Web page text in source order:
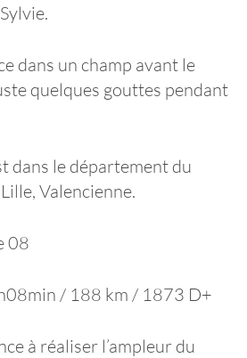
dans un champ avant le
quelques gouttes pendant
dans le département du
Valencienne.
08
/ 188 km / 1873 D+
à réaliser l’ampleur du